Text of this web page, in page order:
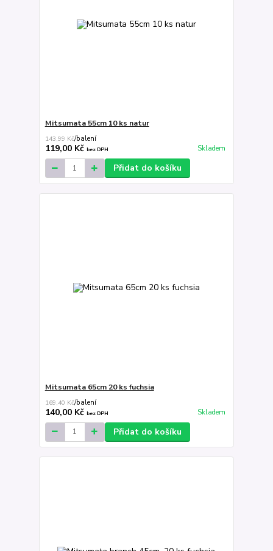
Mitsumata 55cm 10 ks natur
143,99 Kč/balení
119,00 Kč bez DPH Skladem
Přidat do košíku
Mitsumata 65cm 20 ks fuchsia
169,40 Kč/balení
140,00 Kč bez DPH Skladem
Přidat do košíku